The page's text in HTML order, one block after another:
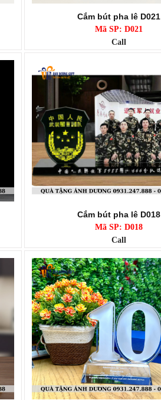
Cắm bút pha lê D021
Mã SP: D021
Call
Cắm bút pha lê D018
Mã SP: D018
Call